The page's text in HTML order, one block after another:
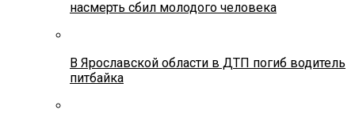
насмерть сбил молодого человека
В Ярославской области в ДТП погиб водитель
питбайка